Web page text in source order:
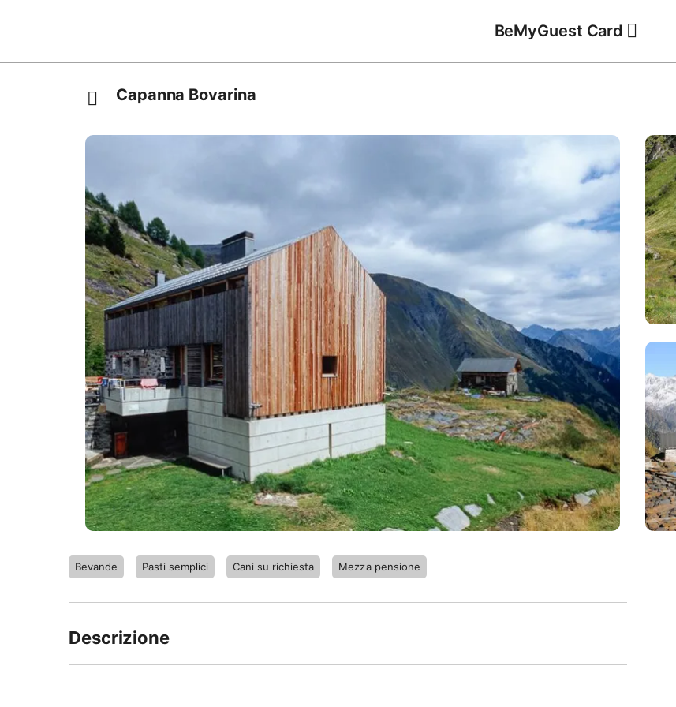
BeMyGuest Card
Capanna Bovarina
Bevande Pasti semplici Cani su richiesta Mezza pensione
Descrizione